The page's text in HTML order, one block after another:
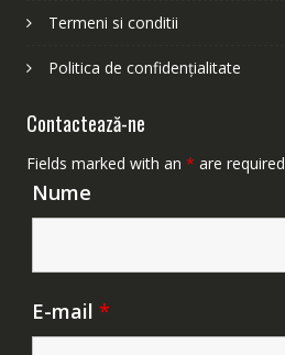
Termeni si conditii
Politica de confidențialitate
Contactează-ne
Fields marked with an * are required
Nume
E-mail *